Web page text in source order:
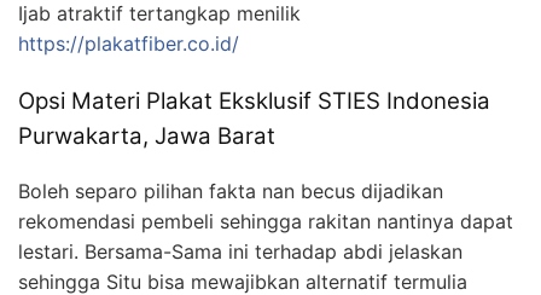
Ijab atraktif tertangkap menilik
https://plakatfiber.co.id/
Opsi Materi Plakat Eksklusif STIES Indonesia
Purwakarta, Jawa Barat
Boleh separo pilihan fakta nan becus dijadikan
rekomendasi pembeli sehingga rakitan nantinya dapat
lestari. Bersama-Sama ini terhadap abdi jelaskan
sehingga Situ bisa mewajibkan alternatif termulia